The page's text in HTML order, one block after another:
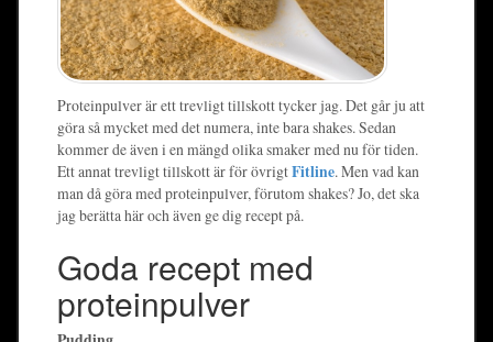
Proteinpulver är ett trevligt tillskott tycker jag. Det går ju att
göra så mycket med det numera, inte bara shakes. Sedan
kommer de även i en mängd olika smaker med nu för tiden.
Ett annat trevligt tillskott är för övrigtFitline. Men vad kan
man då göra med proteinpulver, förutom shakes? Jo, det ska
jag berätta här och även ge dig recept på.
Goda recept med
proteinpulver